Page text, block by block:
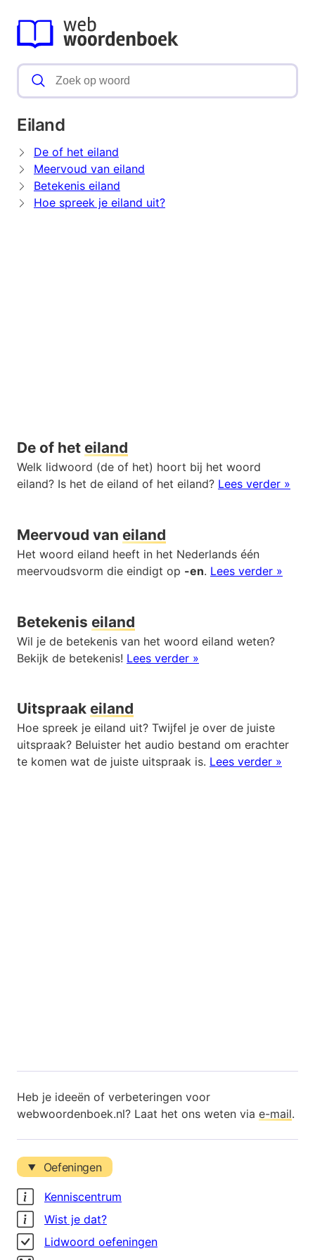
Eiland
De of het eiland
Meervoud van eiland
Betekenis eiland
Hoe spreek je eiland uit?
De of het eiland
Welk lidwoord (de of het) hoort bij het woord
eiland? Is het de eiland of het eiland? Lees verder »
Meervoud van eiland
Het woord eiland heeft in het Nederlands één
meervoudsvorm die eindigt op -en. Lees verder »
Betekenis eiland
Wil je de betekenis van het woord eiland weten?
Bekijk de betekenis! Lees verder »
Uitspraak eiland
Hoe spreek je eiland uit? Twijfel je over de juiste
uitspraak? Beluister het audio bestand om erachter
te komen wat de juiste uitspraak is. Lees verder »
Heb je ideeën of verbeteringen voor
webwoordenboek.nl? Laat het ons weten via e-mail.
Oefeningen
Kenniscentrum
Wist je dat?
Lidwoord oefeningen